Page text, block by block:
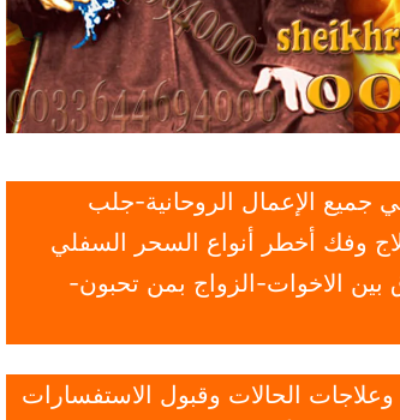
جميع الإعمال الروحانية-جلب
وفك أخطر أنواع السحر السفلي
الاخوات-الزواج بمن تحبون-
الحالات وقبول الاستفسارات